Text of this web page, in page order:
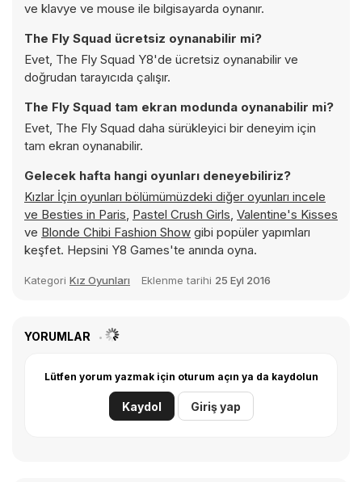
ve klavye ve mouse ile bilgisayarda oynanır.
The Fly Squad ücretsiz oynanabilir mi?
Evet, The Fly Squad Y8'de ücretsiz oynanabilir ve
doğrudan tarayıcıda çalışır.
The Fly Squad tam ekran modunda oynanabilir mi?
Evet, The Fly Squad daha sürükleyici bir deneyim için
tam ekran oynanabilir.
Gelecek hafta hangi oyunları deneyebiliriz?
Kızlar İçin oyunları bölümümüzdeki diğer oyunları incele
ve Besties in Paris, Pastel Crush Girls, Valentine's Kisses
ve Blonde Chibi Fashion Show gibi popüler yapımları
keşfet. Hepsini Y8 Games'te anında oyna.
Kategori Kız Oyunları Eklenme tarihi 25 Eyl 2016
YORUMLAR
Lütfen yorum yazmak için oturum açın ya da kaydolun
Kaydol Giriş yap